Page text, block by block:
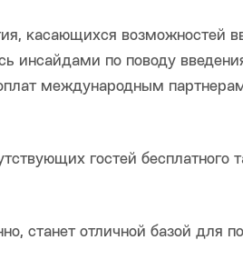
касающихся возможностей
инсайдами по поводу
международным
гостей бесплатного
станет отличной базой для